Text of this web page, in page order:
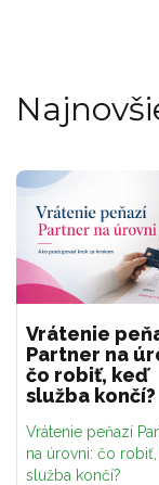
Vrátenie
Partner na
čo robiť, keď
služba končí?
Vrátenie peňazí
na úrovni: čo
služba končí?